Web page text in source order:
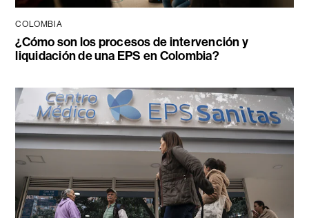
COLOMBIA
¿Cómo son los procesos de intervención y
liquidación de una EPS en Colombia?